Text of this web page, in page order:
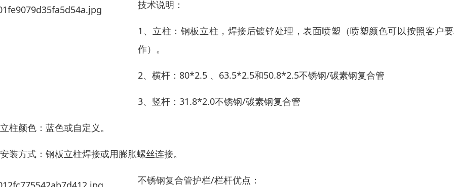
技术说明：
1、立柱：钢板立柱，焊接后镀锌处理，表面喷塑（喷塑颜色可以按照客户
作）。
2、横杆：80*2.5 、63.5*2.5和50.8*2.5不锈钢/碳素钢复合管
3、竖杆：31.8*2.0不锈钢/碳素钢复合管
柱颜色：蓝色或自定义。
装方式：钢板立柱焊接或用膨胀螺丝连接。
不锈钢复合管护栏/栏杆优点：